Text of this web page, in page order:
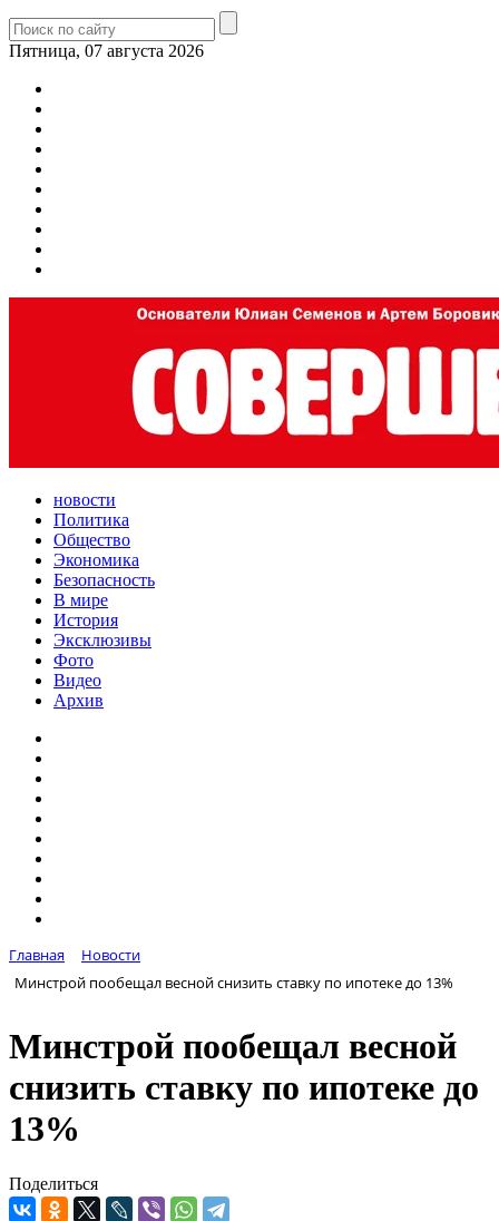
Пятница, 07 августа 2026
новости
Политика
Общество
Экономика
Безопасность
В мире
История
Эксклюзивы
Фото
Видео
Архив
Главная
Новости
Минстрой пообещал весной снизить ставку по ипотеке до 13%
Минстрой пообещал весной
снизить ставку по ипотеке до
13%
Поделиться